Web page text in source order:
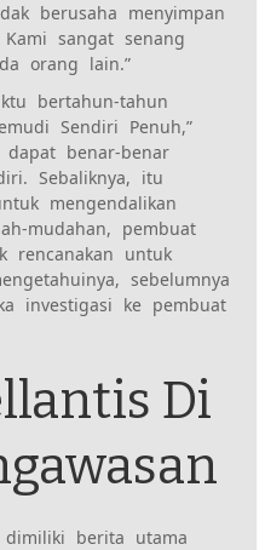
berusaha menyimpan
sangat senang
orang lain.”
bertahun-tahun
Sendiri Penuh,”
benar-benar
Sebaliknya, itu
mengendalikan
mudahan, pembuat
rencanakan untuk
sebelumnya
investigasi ke pembuat
Di
dimiliki berita utama